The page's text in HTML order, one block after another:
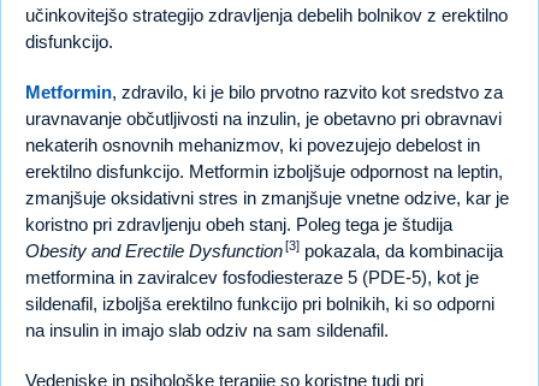
učinkovitejšo strategijo zdravljenja debelih bolnikov z erektilno
disfunkcijo.
Metformin, zdravilo, ki je bilo prvotno razvito kot sredstvo za
uravnavanje občutljivosti na inzulin, je obetavno pri obravnavi
nekaterih osnovnih mehanizmov, ki povezujejo debelost in
erektilno disfunkcijo. Metformin izboljšuje odpornost na leptin,
zmanjšuje oksidativni stres in zmanjšuje vnetne odzive, kar je
koristno pri zdravljenju obeh stanj. Poleg tega je študija
Obesity and Erectile Dysfunction[3] pokazala, da kombinacija
metformina in zaviralcev fosfodiesteraze 5 (PDE-5), kot je
sildenafil, izboljša erektilno funkcijo pri bolnikih, ki so odporni
na insulin in imajo slab odziv na sam sildenafil.
Vedenjske in psihološke terapije so koristne tudi pri